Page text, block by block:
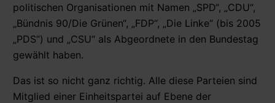
politischen Organisationen mit Namen „SPD“, „CDU“,
„Bündnis 90/Die Grünen“, „FDP“, „Die Linke“ (bis 2005
„PDS“) und „CSU“ als Abgeordnete in den Bundestag
gewählt haben.
Das ist so nicht ganz richtig. Alle diese Parteien sind
Mitglied einer Einheitspartei auf Ebene der